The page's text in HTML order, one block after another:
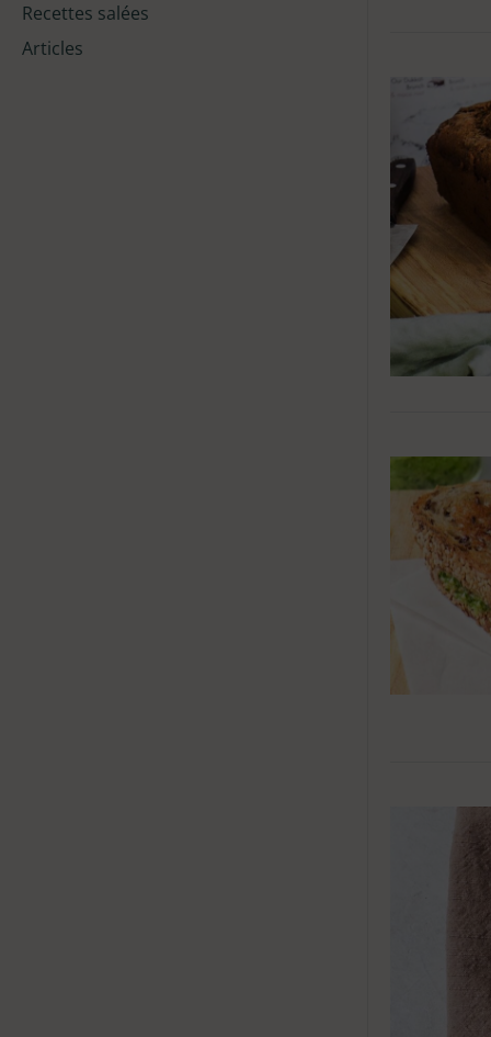
Recettes salées
Articles